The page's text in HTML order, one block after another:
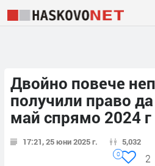
Двойно повече
получили право
май спрямо 2024 г
17:21, 25 юни 2025 г. 5,032
2
0